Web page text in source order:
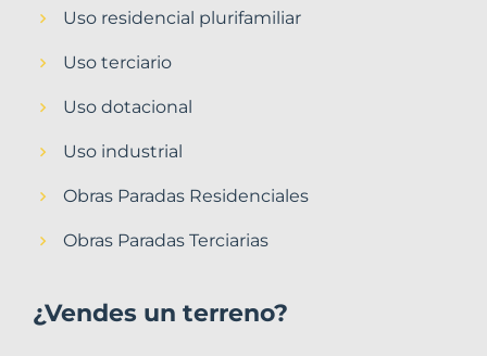
Uso residencial plurifamiliar
Uso terciario
Uso dotacional
Uso industrial
Obras Paradas Residenciales
Obras Paradas Terciarias
¿Vendes un terreno?